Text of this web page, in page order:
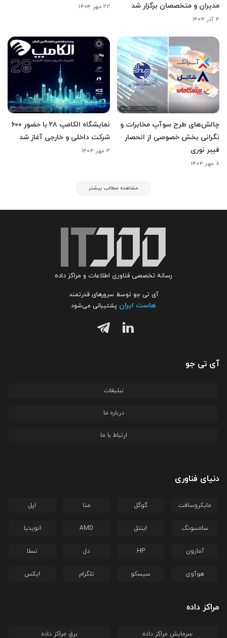
مدیران و متخصصان برگزار شد
۴ آذر ۱۴۰۴
۲۲ مهر ۱۴۰۴
چالش‌های طرح سوآپ مخابرات و
نگرانی بخش خصوصی از انحصار
فیبر نوری
۸ مهر ۱۴۰۴
نمایشگاه الکامپ ۲۸ با حضور ۶۰۰
شرکت داخلی و خارجی آغاز شد
۳ مهر ۱۴۰۴
مشاهده مطالب بیشتر
رسانه تخصصی فناوری اطلاعات و مراکز داده
آی تی جو توسط سرورهای قدرتمند
هاست ایران پشتیبانی می‌شود
آی تی جو
تبلیغات
درباره ما
ارتباط با ما
دنیای فناوری
مایکروسافت گوگل متا اپل
سامسونگ اینتل AMD انویدیا
آمازون HP دل تسلا
هوآوی سیسکو تلگرام ایکس
مراکز داده
سرمایش مراکز داده برق مراکز داده